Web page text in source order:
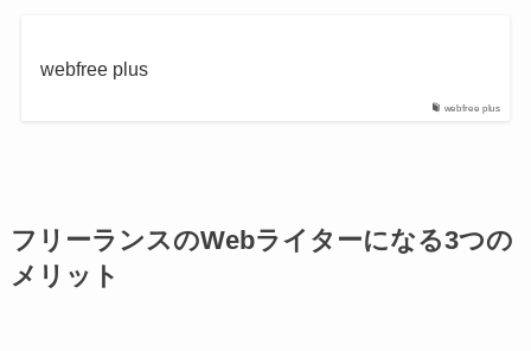
webfree plus
webfree plus
フリーランスのWebライターになる3つの
メリット